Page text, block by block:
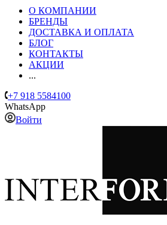
О КОМПАНИИ
БРЕНДЫ
ДОСТАВКА И ОПЛАТА
БЛОГ
КОНТАКТЫ
АКЦИИ
...
+7 918 5584100
WhatsApp
Войти